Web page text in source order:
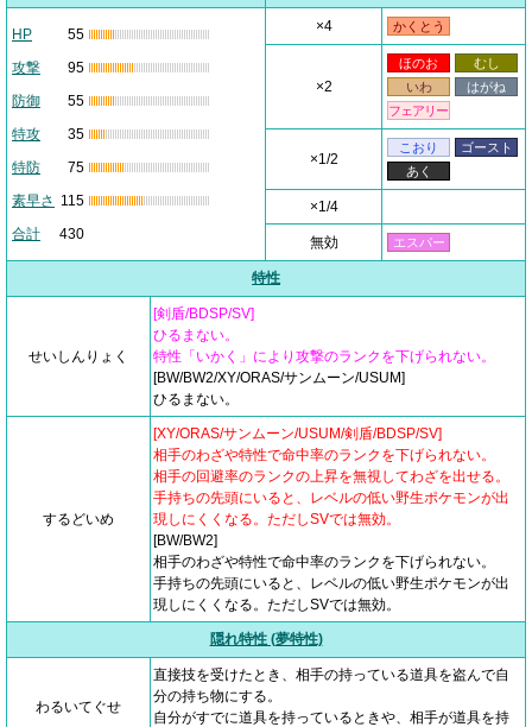
HP
55
攻撃
95
防御
55
特攻
35
特防
75
素早さ 115
合計
430
×4 かくとう
×2
ほのお
むし
いわ
はがね
フェアリー
×1/2
こおり
ゴースト
あく
×1/4
無効 エスパー
特性
せいしんりょく
[剣盾/BDSP/SV]
ひるまない。
特性「いかく」により攻撃のランクを下げられない。
[BW/BW2/XY/ORAS/サンムーン/USUM]
ひるまない。
するどいめ
[XY/ORAS/サンムーン/USUM/剣盾/BDSP/SV]
相手のわざや特性で命中率のランクを下げられない。
相手の回避率のランクの上昇を無視してわざを出せる。
手持ちの先頭にいると、レベルの低い野生ポケモンが出
現しにくくなる。ただしSVでは無効。
[BW/BW2]
相手のわざや特性で命中率のランクを下げられない。
手持ちの先頭にいると、レベルの低い野生ポケモンが出
現しにくくなる。ただしSVでは無効。
隠れ特性 (夢特性)
わるいてぐせ
直接技を受けたとき、相手の持っている道具を盗んで自
分の持ち物にする。
自分がすでに道具を持っているときや、相手が道具を持